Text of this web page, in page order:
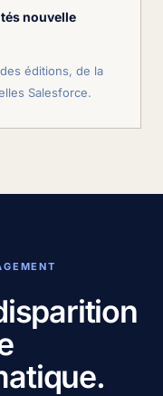
nouvelle
éditions, de la
Salesforce.